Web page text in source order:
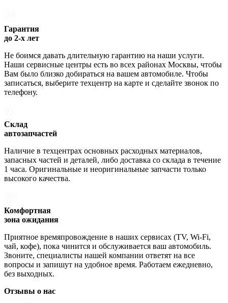
Гарантия
до 2-х лет
Не боимся давать длительную гарантию на наши услуги.
Наши сервисные центры есть во всех районах Москвы, чтобы
Вам было близко добираться на вашем автомобиле. Чтобы
записаться, выберите техцентр на карте и сделайте звонок по
телефону.
Склад
автозапчастей
Наличие в техцентрах основных расходных материалов,
запасных частей и деталей, либо доставка со склада в течение
1 часа. Оригинальные и неоригинальные запчасти только
высокого качества.
Комфортная
зона ожидания
Приятное времяпровождение в наших сервисах (TV, Wi-Fi,
чай, кофе), пока чинится и обслуживается ваш автомобиль.
Звоните, специалисты нашей компании ответят на все
вопросы и запишут на удобное время. Работаем ежедневно,
без выходных.
Отзывы о нас